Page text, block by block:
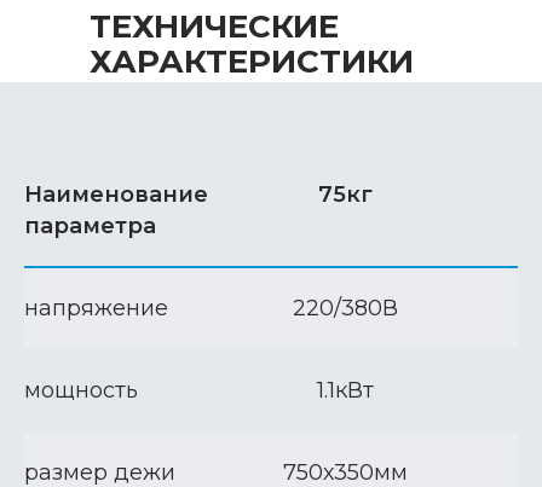
ТЕХНИЧЕСКИЕ
ХАРАКТЕРИСТИКИ
Наименование
параметра
75кг
напряжение 220/380В
мощность 1.1кВт
размер дежи 750х350мм